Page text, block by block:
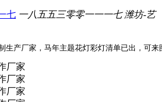
一八五五三零零一一一七 潍坊-艺
生产厂家，马年主题花灯彩灯清单已出，可